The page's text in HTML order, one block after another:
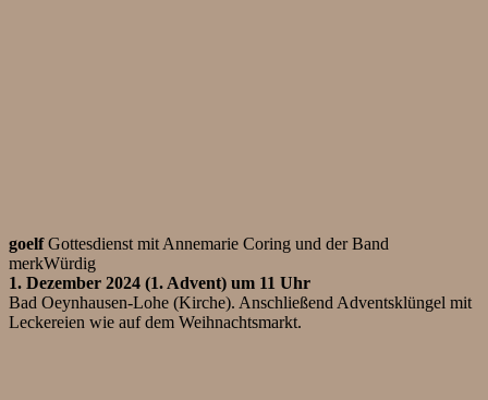
goelfGottesdienst mit Annemarie Coring und der Band
merkWürdig
1. Dezember 2024 (1. Advent) um 11 Uhr
Bad Oeynhausen-Lohe (Kirche). Anschließend Adventsklüngel mit
Leckereien wie auf dem Weihnachtsmarkt.